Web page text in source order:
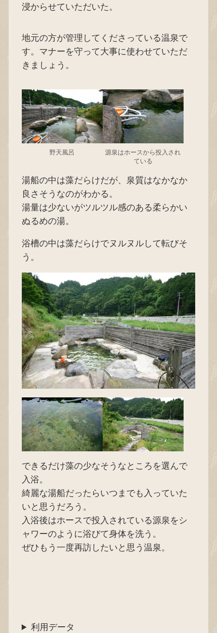
浸からせていただいた。
地元の方が管理してくださっている温泉で
す。マナーを守って大事に使わせていただ
きましょう。
野天風呂
源泉はホースから投入され
ている
湯船の中は藻だらけだが、泉質はなかなか
良さそうなのがわかる。
湯量は少ないがツルツル感のある柔らかい
ぬるめの湯。
浴槽の中は藻だらけでヌルヌルして転びそ
う。
できるだけ藻の少なそうなところを選んで
入浴。
綺麗な湯船だったらいつまでも入っていた
いと思うだろう。
入浴後はホースで投入されている源泉をシ
ャワーのように浴びて身体を洗う。
ぜひもう一度再訪したいと思う温泉。
利用データ